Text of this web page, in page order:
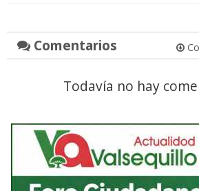
Comentarios
Todavía no hay